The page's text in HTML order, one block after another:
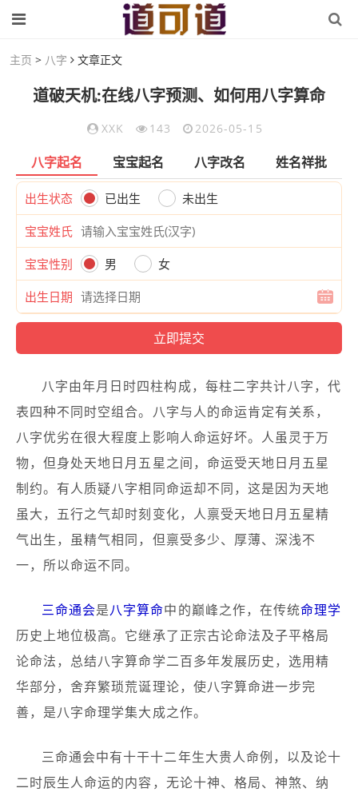
主页 > 八字 文章正文
道破天机:在线八字预测、如何用八字算命
XXK 143 2026-05-15
八字起名 宝宝起名 八字改名 姓名祥批
出生状态 已出生 未出生
宝宝姓氏
宝宝性别 男 女
出生日期
八字由年月日时四柱构成，每柱二字共计八字，代
表四种不同时空组合。八字与人的命运肯定有关系，
八字优劣在很大程度上影响人命运好坏。人虽灵于万
物，但身处天地日月五星之间，命运受天地日月五星
制约。有人质疑八字相同命运却不同，这是因为天地
虽大，五行之气却时刻变化，人禀受天地日月五星精
气出生，虽精气相同，但禀受多少、厚薄、深浅不
一，所以命运不同。
三命通会是八字算命中的巅峰之作，在传统命理学
历史上地位极高。它继承了正宗古论命法及子平格局
论命法，总结八字算命学二百多年发展历史，选用精
华部分，舍弃繁琐荒诞理论，使八字算命进一步完
善，是八字命理学集大成之作。
三命通会中有十干十二年生大贵人命例，以及论十
二时辰生人命运的内容，无论十神、格局、神煞、纳